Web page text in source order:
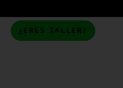
¿ERES TALLER?